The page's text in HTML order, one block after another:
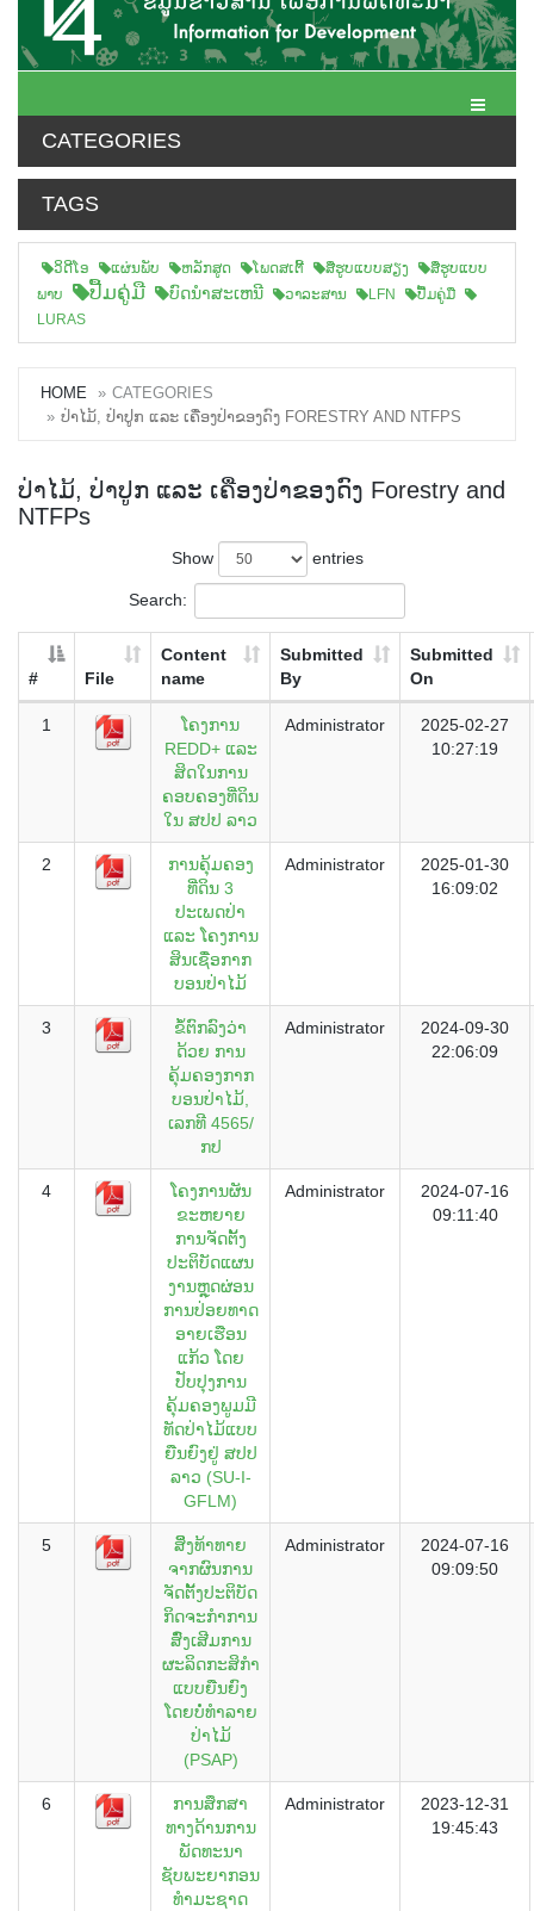
Toggle
CATEGORIES
TAGS
ວິດີໂອ ແຜ່ນພັບ ຫລັກສູດ ໂພດສເຕີ້ ສືຮູບແບບສຽງ
ສື່ຮູບແບບ
ພາບ
ປື້ມຄູ່ມື ບົດນຳສະເຫນີ ວາລະສານ LFN
ປື້ມຄູ່ມື
LURAS
HOME
CATEGORIES
ປ່າໄມ້, ປ່າປູກ ແລະ ເຄື່ອງປ່າຂອງດົງ FORESTRY AND NTFPS
ປ່າໄມ້, ປ່າປູກ ແລະ ເຄື່ອງປ່າຂອງດົງ Forestry and
NTFPs
Show entries
Search:
# File
Content
name
Submitted
By
Submitted
On
1
ໂຄງການ
REDD+ ແລະ
ສິດໃນການ
ຄອບຄອງທີ່ດິນ
ໃນ ສປປ ລາວ
Administrator
2025-02-27
10:27:19
2
ການຄຸ້ມຄອງ
ທີ່ດິນ 3
ປະເພດປ່າ
ແລະ ໂຄງການ
ສິນເຊື່ອກາກ
ບອນປ່າໄມ້
Administrator
2025-01-30
16:09:02
3
ຂໍ້ຕົກລົງວ່າ
ດ້ວຍ ການ
ຄຸ້ມຄອງກາກ
ບອນປ່າໄມ້,
ເລກທີ 4565/
ກປ
Administrator
2024-09-30
22:06:09
4
ໂຄງການຜັນ
ຂະຫຍາຍ
ການຈັດຕັ້ງ
ປະຕິບັດແຜນ
ງານຫຼຸດຜ່ອນ
ການປ່ອຍທາດ
ອາຍເຮືອນ
ແກ້ວ ໂດຍ
ປັບປຸງການ
ຄຸ້ມຄອງພູມມີ
ທັດປ່າໄມ້ແບບ
ຍືນຍົງຢູ່ ສປປ
ລາວ (SU-I-
GFLM)
Administrator
2024-07-16
09:11:40
5
ສິິ່ງທ້າທາຍ
ຈາກຜົນການ
ຈັດຕັັ້ງປະຕິບັດ
ກິດຈະກໍາການ
ສົົ່ງເສີມການ
ຜະລິດກະສິກໍາ
ແບບຍືນຍົງ
ໂດຍບໍ່ທໍາລາຍ
ປ່າໄມ້
(PSAP)
Administrator
2024-07-16
09:09:50
6
ການສຶກສາ
ທາງດ້ານການ
ພັດທະນາ
ຊັບພະຍາກອນ
ທຳມະຊາດ
Administrator
2023-12-31
19:45:43